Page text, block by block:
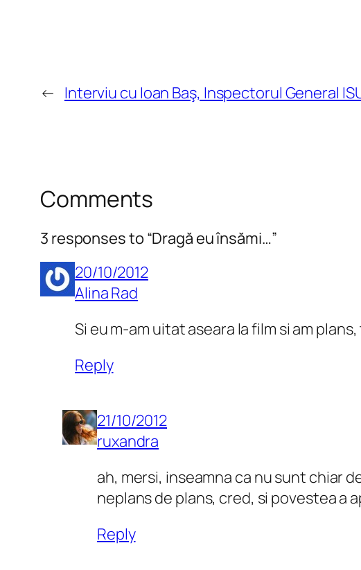
← Interviu cu Ioan Baş, Inspectorul General
Comments
3 responses to “Dragă eu însămi…”
20/10/2012
Alina Rad
Si eu m-am uitat aseara la film si am
Reply
21/10/2012
ruxandra
ah, mersi, inseamna ca nu sunt chiar
neplans de plans, cred, si povestea a
Reply